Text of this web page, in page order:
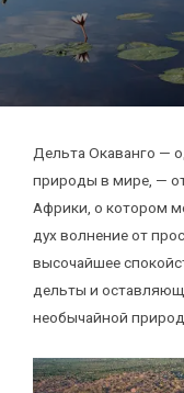
Дельта Окаванго —
природы в мире, —
Африки, о котором
дух волнение от
высочайшее
дельты и
необычайной